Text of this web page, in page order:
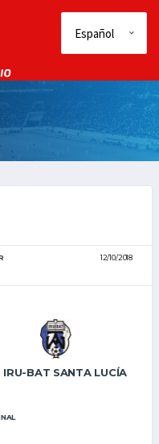
12/10/2018
IRU-BAT SANTA LUCÍA